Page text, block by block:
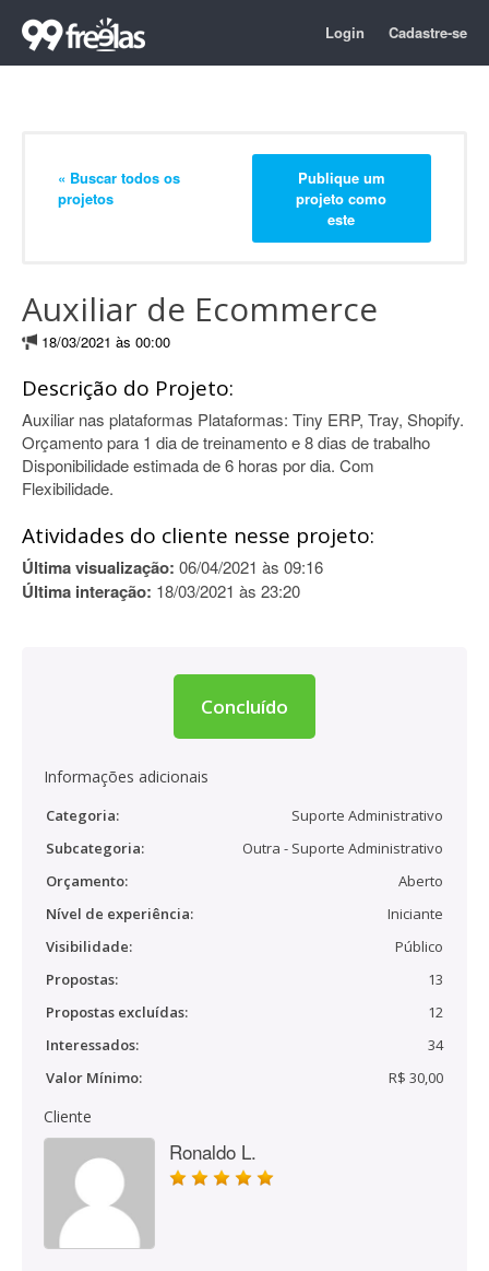
Login Cadastre-se
« Buscar todos os
projetos
Publique um
projeto como
este
Auxiliar de Ecommerce
18/03/2021 às 00:00
Descrição do Projeto:
Auxiliar nas plataformas Plataformas: Tiny ERP, Tray, Shopify.
Orçamento para 1 dia de treinamento e 8 dias de trabalho
Disponibilidade estimada de 6 horas por dia. Com
Flexibilidade.
Atividades do cliente nesse projeto:
Última visualização: 06/04/2021 às 09:16
Última interação: 18/03/2021 às 23:20
Concluído
Informações adicionais
Categoria:
Suporte Administrativo
Subcategoria:
Outra - Suporte Administrativo
Orçamento:
Aberto
Nível de experiência:
Iniciante
Visibilidade:
Público
Propostas:
13
Propostas excluídas:
12
Interessados:
34
Valor Mínimo:
R$ 30,00
Cliente
Ronaldo L.